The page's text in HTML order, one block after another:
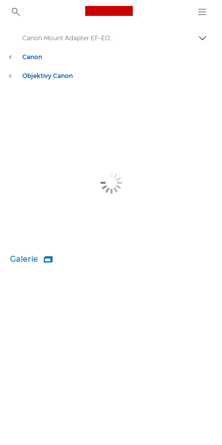
Canon Logo, back to
Canon
Objektivy Canon
Canon Mount Adapter EF-EOS M - Lenses - Camera & Photo lenses
Galerie 